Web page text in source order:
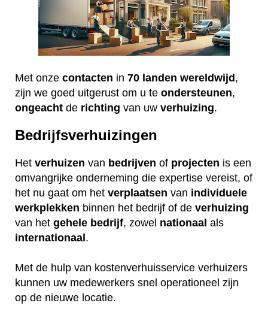
Met onze contacten in 70 landen wereldwijd,
zijn we goed uitgerust om u te ondersteunen,
ongeacht de richting van uw verhuizing.
Bedrijfsverhuizingen
Het verhuizen van bedrijven of projecten is een
omvangrijke onderneming die expertise vereist, of
het nu gaat om het verplaatsen van individuele
werkplekken binnen het bedrijf of de verhuizing
van het gehele bedrijf, zowel nationaal als
internationaal .
Met de hulp van kostenverhuisservice verhuizers
kunnen uw medewerkers snel operationeel zijn
op de nieuwe locatie.